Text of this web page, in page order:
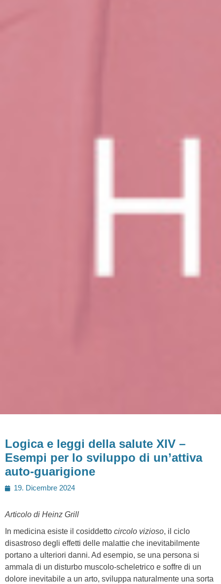
Logica e leggi della salute XIV –
Esempi per lo sviluppo di un’attiva
auto-guarigione
Posted
19. Dicembre 2024
Articolo di Heinz Grill
In medicina esiste il cosiddetto circolo vizioso, il ciclo
disastroso degli effetti delle malattie che inevitabilmente
portano a ulteriori danni. Ad esempio, se una persona si
ammala di un disturbo muscolo-scheletrico e soffre di un
dolore inevitabile a un arto, sviluppa naturalmente una sorta